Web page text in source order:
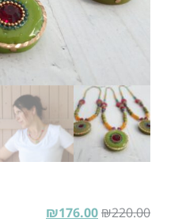
₪220.00
₪176.00